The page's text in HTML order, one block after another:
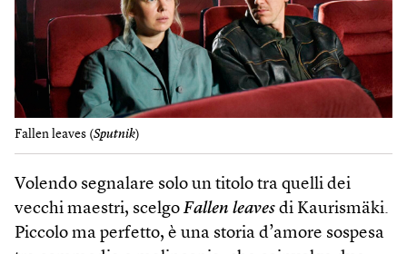
Fallen leaves (Sputnik)
Volendo segnalare solo un titolo tra quelli dei
vecchi maestri, scelgo Fallen leaves di Kaurismäki.
Piccolo ma perfetto, è una storia d’amore sospesa